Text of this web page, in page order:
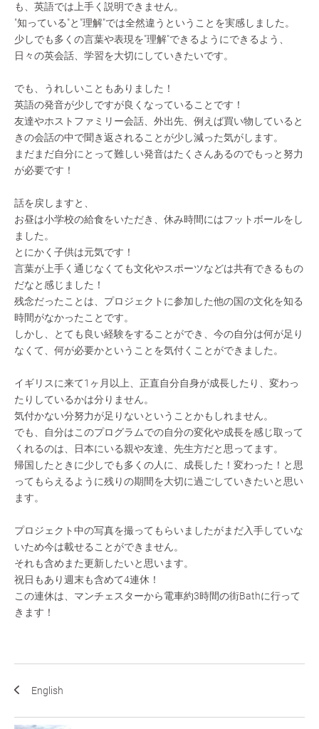
も、英語では上手く説明できません。
"知っている"と"理解"では全然違うということを実感しました。
少しでも多くの言葉や表現を"理解"できるようにできるよう、
日々の英会話、学習を大切にしていきたいです。
でも、うれしいこともありました！
英語の発音が少しですが良くなっていることです！
友達やホストファミリー会話、外出先、例えば買い物していると
きの会話の中で聞き返されることが少し減った気がします。
まだまだ自分にとって難しい発音はたくさんあるのでもっと努力
が必要です！
話を戻しますと、
お昼は小学校の給食をいただき、休み時間にはフットボールをし
ました。
とにかく子供は元気です！
言葉が上手く通じなくても文化やスポーツなどは共有できるもの
だなと感じました！
残念だったことは、プロジェクトに参加した他の国の文化を知る
時間がなかったことです。
しかし、とても良い経験をすることができ、今の自分は何が足り
なくて、何が必要かということを気付くことができました。
イギリスに来て1ヶ月以上、正直自分自身が成長したり、変わっ
たりしているかは分りません。
気付かない分努力が足りないということかもしれません。
でも、自分はこのプログラムでの自分の変化や成長を感じ取って
くれるのは、日本にいる親や友達、先生方だと思ってます。
帰国したときに少しでも多くの人に、成長した！変わった！と思
ってもらえるように残りの期間を大切に過ごしていきたいと思い
ます。
プロジェクト中の写真を撮ってもらいましたがまだ入手していな
いため今は載せることができません。
それも含めまた更新したいと思います。
祝日もあり週末も含めて4連休！
この連休は、マンチェスターから電車約3時間の街Bathに行って
きます！
English